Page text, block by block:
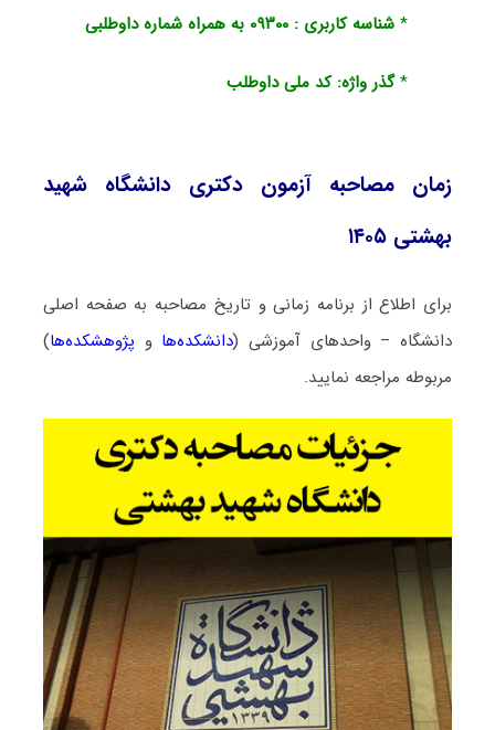
* شناسه کاربری : ۰۹۳۰۰ به همراه شماره داوطلبی
*گذر واژه: کد ملی داوطلب
زمان مصاحبه آزمون دکتری دانشگاه شهید
بهشتی ۱۴۰۵
برای اطلاع از برنامه زمانی و تاریخ مصاحبه به صفحه اصلی
دانشگاه – واحدهای آموزشی (دانشکده‌ها و پژوهشکده‌ها)
مربوطه مراجعه نمایید.